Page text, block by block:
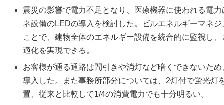
震災の影響で電力不足となり、医療機器に使われる電
ネ設備のLEDの導入を検討した。ビルエネルギーマネ
ことで、建物全体のエネルギー設備を統合的に監視し
適化を実現できる。
お客様が通る通路は間引きや消灯など暗くできないた
導入した。また事務所部分については、2灯付で蛍光灯
置、従来と比較して1/4の消費電力でも十分明るい。